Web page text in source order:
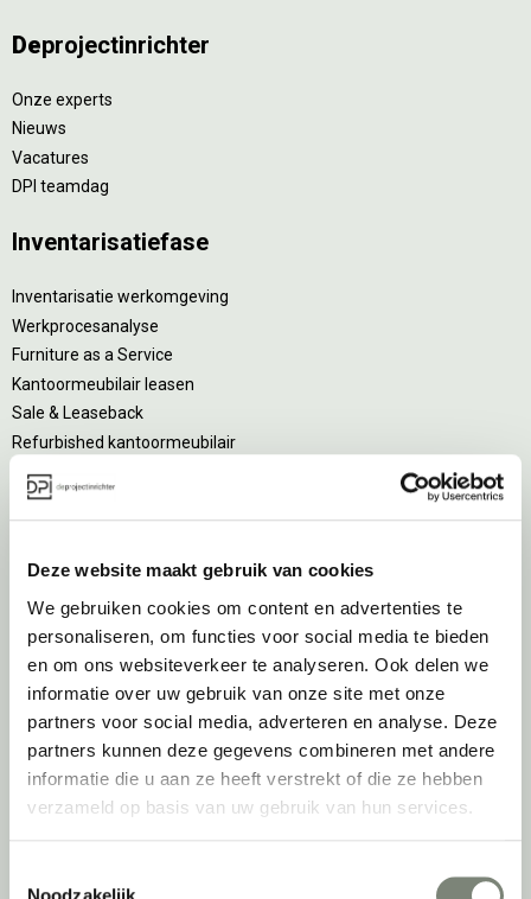
Deze website maakt gebruik van cookies
We gebruiken cookies om content en advertenties te
personaliseren, om functies voor social media te bieden
en om ons websiteverkeer te analyseren. Ook delen we
informatie over uw gebruik van onze site met onze
partners voor social media, adverteren en analyse. Deze
partners kunnen deze gegevens combineren met andere
informatie die u aan ze heeft verstrekt of die ze hebben
verzameld op basis van uw gebruik van hun services.
Deprojectinrichter
Onze experts
Nieuws
Vacatures
DPI teamdag
Inventarisatiefase
Inventarisatie werkomgeving
Werkprocesanalyse
Furniture as a Service
Kantoormeubilair leasen
Sale & Leaseback
Refurbished kantoormeubilair
Retourname van inventaris
Projectstoffering
Interieurontwerp
Styling en beplanting
Circulair inrichten
Akoestisch advies
Ergonomisch advies
Lichtadvies
Kabelmanagement
Inhuizen & montage